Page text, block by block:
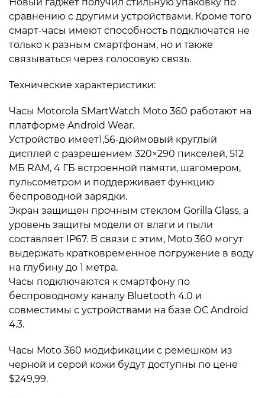
сравнению с другими устройствами. Кроме того
смарт-часы имеют способность подключатся не
только к разным смартфонам, но и также
связываться через голосовую связь.
Технические характеристики:
Часы Motorola SMartWatch Moto 360 работают на
платформе Android Wear.
Устройство имеет1,56-дюймовый круглый
дисплей с разрешением 320×290 пикселей, 512
МБ RAM, 4 ГБ встроенной памяти, шагомером,
пульсометром и поддерживает функцию
беспроводной зарядки.
Экран защищен прочным стеклом Gorilla Glass, а
уровень защиты модели от влаги и пыли
составляет IP67. В связи с этим, Moto 360 могут
выдержать кратковременное погружение в воду
на глубину до 1 метра.
Часы подключаются к смартфону по
беспроводному каналу Bluetooth 4.0 и
совместимы с устройствами на базе ОС Android
4.3.
Часы Moto 360 модификации с ремешком из
черной и серой кожи будут доступны по цене
$249,99.